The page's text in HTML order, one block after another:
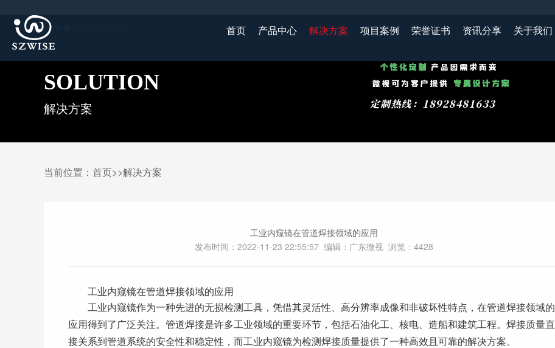
首页 产品中心 解决方案 项目案例 荣誉证书 资讯分享 关于我们
SOLUTION
解决方案
当前位置： 首页>>解决方案
工业内窥镜在管道焊接领域的应用
发布时间：2022-11-23 22:55:57 编辑：广东微视 浏览： 4428
工业内窥镜在管道焊接领域的应用
工业内窥镜作为一种先进的无损检测工具，凭借其灵活性、高分辨率成像和非破坏性特点，在管道焊接领域的
应用得到了广泛关注。管道焊接是许多工业领域的重要环节，包括石油化工、核电、造船和建筑工程。焊接质量直
接关系到管道系统的安全性和稳定性，而工业内窥镜为检测焊接质量提供了一种高效且可靠的解决方案。